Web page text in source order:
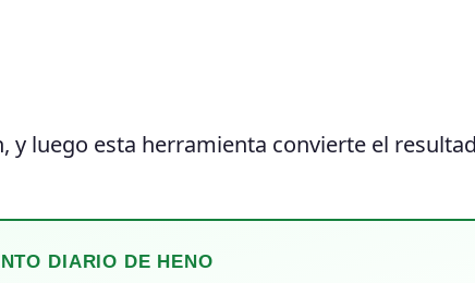
y luego esta herramienta convierte el
DIARIO DE HENO